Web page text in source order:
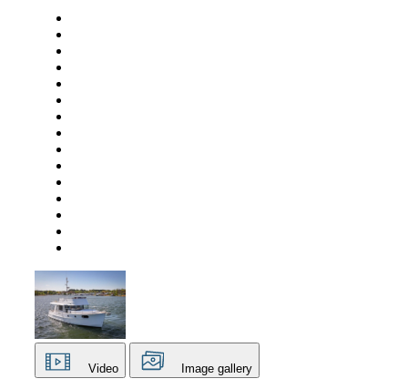
Video Image gallery